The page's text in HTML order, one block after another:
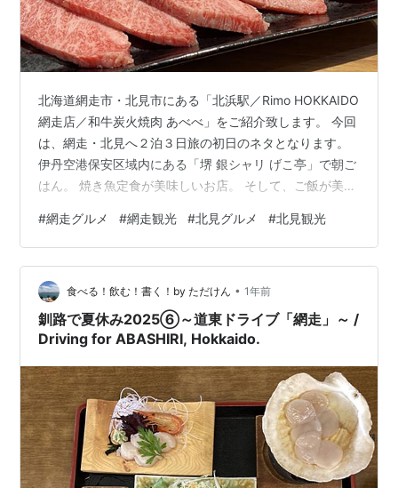
北海道網走市・北見市にある「北浜駅／Rimo HOKKAIDO
網走店／和牛炭火焼肉 あべべ」をご紹介致します。 今回
は、網走・北見へ２泊３日旅の初日のネタとなります。
伊丹空港保安区域内にある「堺 銀シャリ げこ亭」で朝ご
はん。 焼き魚定食が美味しいお店。 そして、ご飯が美味
よりANAにて伊丹から羽田へ移動。 羽田空港での乗り継
ぎの際に、２回目の朝食ｗｗ 第２ターミナルにある「空
弁工房」で「佐藤水産」の空弁を販売しています。 お勧
めしたいのが鮭・いくらのおにぎりです。 具沢山でとて
も美味しい♪ 羽田から女満別へはエア・ドゥで移動。 間
もな…
#網走グルメ #網走観光 #北見グルメ #北見観光
食べる！飲む！書く！by ただけん • 1年前
釧路で夏休み2025⑥～道東ドライブ「網走」～ /
Driving for ABASHIRI, Hokkaido.